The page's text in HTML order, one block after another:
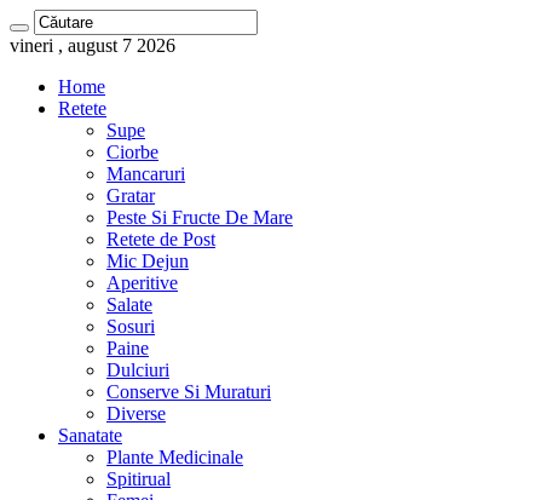
vineri , august 7 2026
Home
Retete
Supe
Ciorbe
Mancaruri
Gratar
Peste Si Fructe De Mare
Retete de Post
Mic Dejun
Aperitive
Salate
Sosuri
Paine
Dulciuri
Conserve Si Muraturi
Diverse
Sanatate
Plante Medicinale
Spitirual